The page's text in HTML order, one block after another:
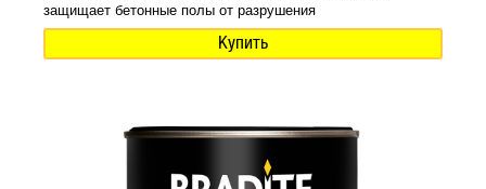
защищает бетонные полы от разрушения
Купить